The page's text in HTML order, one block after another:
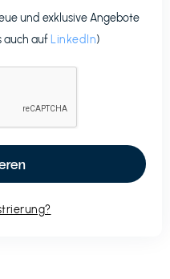
und exklusive Angebote
auch auf LinkedIn)